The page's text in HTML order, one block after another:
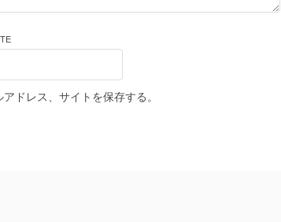
ドレス、サイトを保存する。